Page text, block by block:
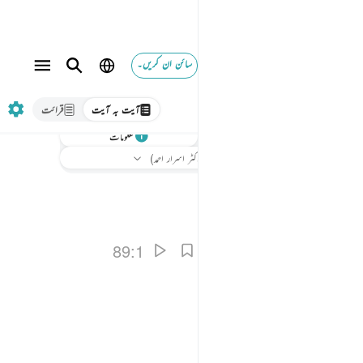
سائن ان کریں۔
آیت بہ آیت
قرائت
معلومات
: بیان القرآن (ڈاکٹر اسرار احمد)
89:1